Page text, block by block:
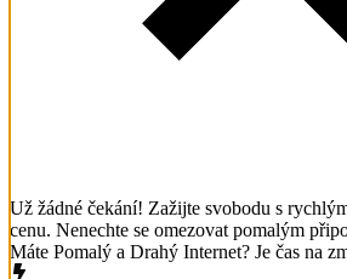
Už žádné čekání! Zažijte svobodu s
cenu. Nenechte se omezovat pomalým
Máte Pomalý a Drahý Internet? Je čas na